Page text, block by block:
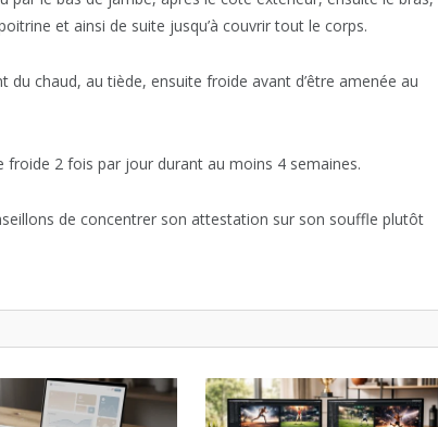
et ainsi de suite jusqu’à couvrir tout le corps.
chaud, au tiède, ensuite froide avant d’être amenée au
2 fois par jour durant au moins 4 semaines.
de concentrer son attestation sur son souffle plutôt